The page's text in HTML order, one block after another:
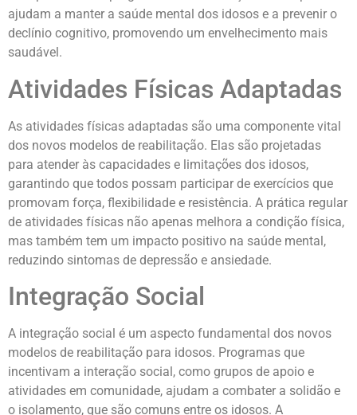
ajudam a manter a saúde mental dos idosos e a prevenir o
declínio cognitivo, promovendo um envelhecimento mais
saudável.
Atividades Físicas Adaptadas
As atividades físicas adaptadas são uma componente vital
dos novos modelos de reabilitação. Elas são projetadas
para atender às capacidades e limitações dos idosos,
garantindo que todos possam participar de exercícios que
promovam força, flexibilidade e resistência. A prática regular
de atividades físicas não apenas melhora a condição física,
mas também tem um impacto positivo na saúde mental,
reduzindo sintomas de depressão e ansiedade.
Integração Social
A integração social é um aspecto fundamental dos novos
modelos de reabilitação para idosos. Programas que
incentivam a interação social, como grupos de apoio e
atividades em comunidade, ajudam a combater a solidão e
o isolamento, que são comuns entre os idosos. A